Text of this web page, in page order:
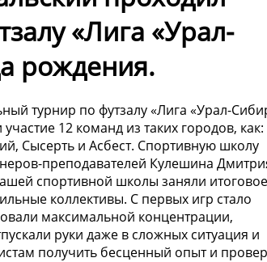
«Лига «Урал-
рождения.
турнир по футзалу «Лига «Урал-
12 команд из таких городов, как:
Сысерть и Асбест. Спортивную школу
преподавателей Кулешина
спортивной школы заняли
коллективы. С первых игр стало
максимальной концентрации,
руки даже в сложных ситуация и
получить бесценный опыт и